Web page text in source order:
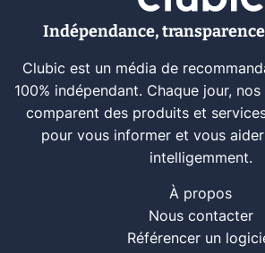
Indépendance,
Clubic est un média de
100% indépendant. Chaque jour,
comparent des produits et
pour vous informer et vous
intelligemment.
À propos
Nous contacter
Référencer un